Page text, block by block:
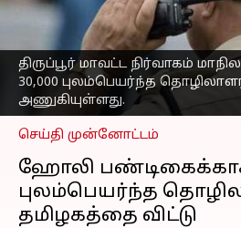
திருப்பூர் மாவட்ட நிர்வாகம்
30,000 புலம்பெயர்ந்த
அணுகியுள்ளது.
பிரச்சனை
எழுதியவர் Sindhuja SM Mar 06, 2023
செய்தி முன்னோட்டம்
ஹோலி
புலம்பெயர்ந்த
தமிழகத்தை விட்டு